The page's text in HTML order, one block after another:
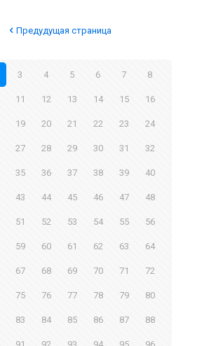
Предудущая страница
3 4 5 6 7 8
11 12 13 14 15 16
19 20 21 22 23 24
27 28 29 30 31 32
35 36 37 38 39 40
43 44 45 46 47 48
51 52 53 54 55 56
59 60 61 62 63 64
67 68 69 70 71 72
75 76 77 78 79 80
83 84 85 86 87 88